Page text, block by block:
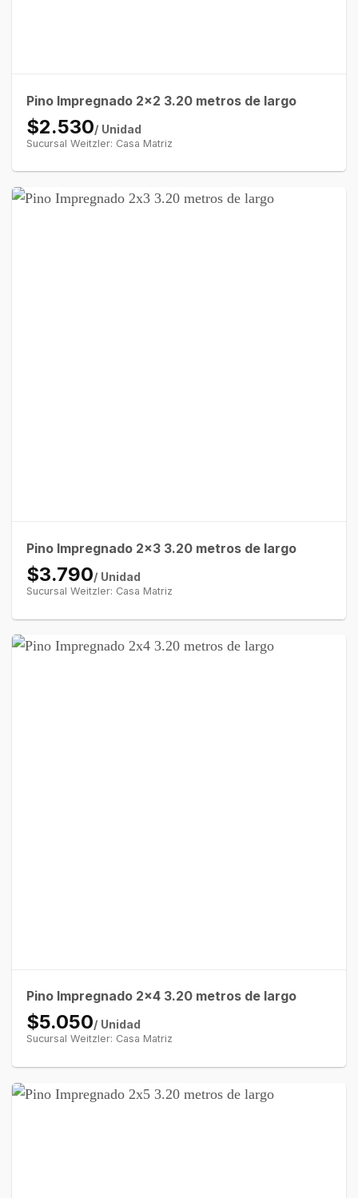
Pino Impregnado 2×2 3.20 metros de largo
$2.530/ Unidad
Sucursal Weitzler: Casa Matriz
Pino Impregnado 2×3 3.20 metros de largo
$3.790/ Unidad
Sucursal Weitzler: Casa Matriz
Pino Impregnado 2×4 3.20 metros de largo
$5.050/ Unidad
Sucursal Weitzler: Casa Matriz